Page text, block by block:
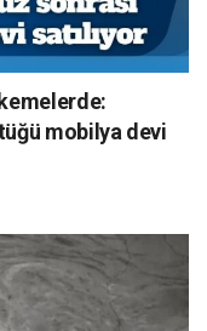
mobilya devi